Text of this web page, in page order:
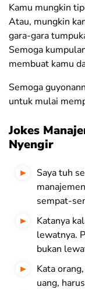
Kamu mungkin
Atau, mungkin
gara-gara
Semoga
membuat kamu
Semoga
untuk mulai
Jokes
Nyengir
Saya tuh
sempat-
Katanya
lewatnya.
bukan
Kata
uang,